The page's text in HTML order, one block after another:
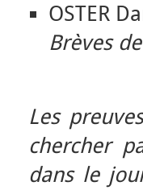
OSTER
Brèves
Les
chercher
dans le